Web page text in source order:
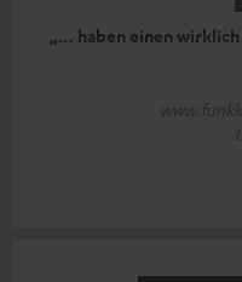
„… haben einen